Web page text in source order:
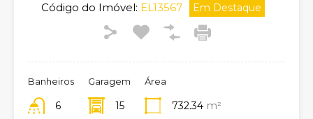
Código do Imóvel: EL13567 Em Destaque
Banheiros
6
Garagem
15
Área
732.34 m²